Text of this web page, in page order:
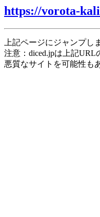
https://vorota-
上記ページにジャンプ
注意：diced.jpは上記URL
悪質なサイトを可能性も